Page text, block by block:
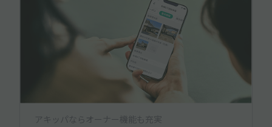
アキッパならオーナー機能も充実